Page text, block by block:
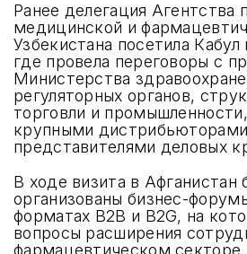
Ранее делегация Агентства
медицинской и
Узбекистана посетила
где провела переговоры с
Министерства
регуляторных органов,
торговли и
крупными
представителями деловых
В ходе визита в Афганистан
организованы бизнес-
форматах B2B и B2G, на
вопросы расширения
фармацевтическом